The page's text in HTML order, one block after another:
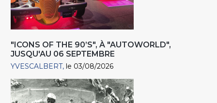
"ICONS OF THE 90’S", À "AUTOWORLD",
JUSQU'AU 06 SEPTEMBRE
YVESCALBERT le 03/08/2026